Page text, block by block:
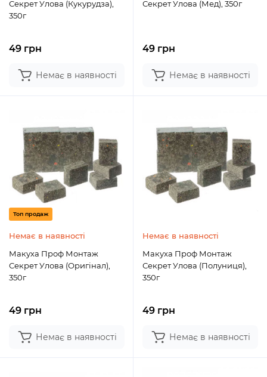
Секрет Улова (Кукурудза),
350г
49 грн
Немає в наявності
Секрет Улова (Мед), 350г
49 грн
Немає в наявності
Топ продаж
Немає в наявності
Макуха Проф Монтаж
Секрет Улова (Оригінал),
350г
49 грн
Немає в наявності
Немає в наявності
Макуха Проф Монтаж
Секрет Улова (Полуниця),
350г
49 грн
Немає в наявності